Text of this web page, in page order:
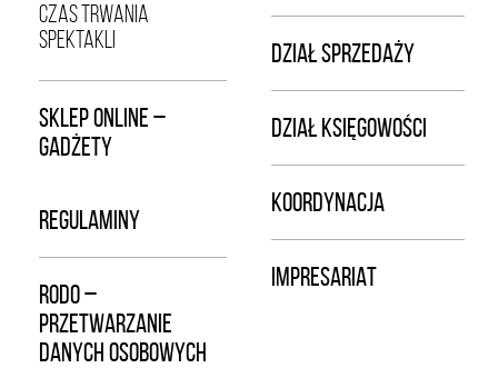
CZAS TRWANIA
SPEKTAKLI
SKLEP ONLINE –
GADŻETY
REGULAMINY
RODO –
PRZETWARZANIE
DANYCH OSOBOWYCH
DZIAŁ SPRZEDAŻY
DZIAŁ KSIĘGOWOŚCI
KOORDYNACJA
IMPRESARIAT